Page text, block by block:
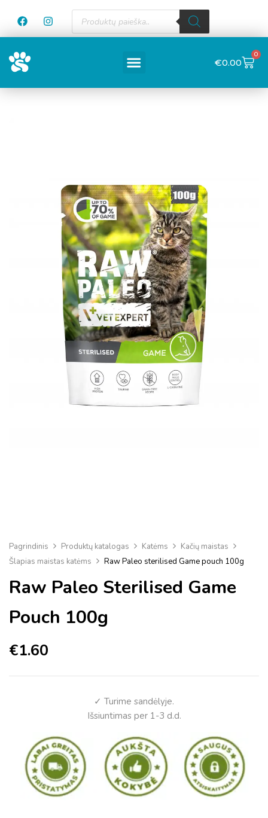
€0.00
0
Pagrindinis Produktų katalogas Katėms
Kačių maistas
Šlapias maistas katėms
Raw Paleo sterilised Game pouch 100g
Raw Paleo Sterilised Game
Pouch 100g
€1.60
✓ Turime sandėlyje.
Išsiuntimas per 1-3 d.d.